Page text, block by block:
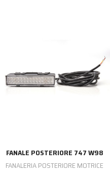
FANALE POSTERIORE 747 W98
FANALERIA POSTERIORE MOTRICE